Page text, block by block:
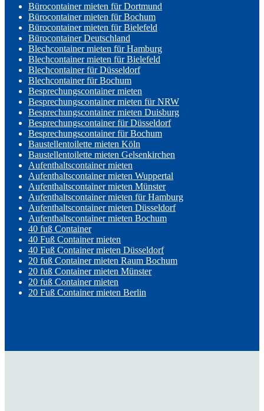
Bürocontainer mieten für Dortmund
Bürocontainer mieten für Bochum
Bürocontainer mieten für Bielefeld
Bürocontainer Deutschland
Blechcontainer mieten für Hamburg
Blechcontainer mieten für Bielefeld
Blechcontainer für Düsseldorf
Blechcontainer für Bochum
Besprechungscontainer mieten
Besprechungscontainer mieten für NRW
Besprechungscontainer mieten Duisburg
Besprechungscontainer für Düsseldorf
Besprechungscontainer für Bochum
Baustellentoilette mieten Köln
Baustellentoilette mieten Gelsenkirchen
Aufenthaltscontainer mieten
Aufenthaltscontainer mieten Wuppertal
Aufenthaltscontainer mieten Münster
Aufenthaltscontainer mieten für Hamburg
Aufenthaltscontainer mieten Düsseldorf
Aufenthaltscontainer mieten Bochum
40 fuß Container
40 Fuß Container mieten
40 Fuß Container mieten Düsseldorf
20 fuß Container mieten Raum Bochum
20 fuß Container mieten Münster
20 fuß Container mieten
20 Fuß Container mieten Berlin